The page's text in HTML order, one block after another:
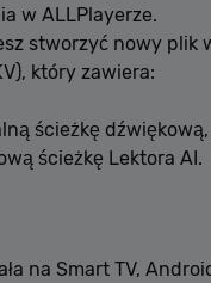
w ALLPlayerze.
stworzyć nowy plik
który zawiera:
ścieżkę dźwiękową,
ścieżkę Lektora AI.
na Smart TV,